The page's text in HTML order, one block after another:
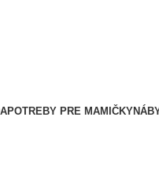
POTREBY PRE MAMIČKY